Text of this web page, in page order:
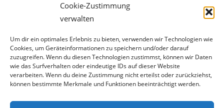
Cookie-Zustimmung
verwalten
Um dir ein optimales Erlebnis zu bieten, verwenden wir Technologien wie
Cookies, um Geräteinformationen zu speichern und/oder darauf
zuzugreifen. Wenn du diesen Technologien zustimmst, können wir Daten
wie das Surfverhalten oder eindeutige IDs auf dieser Website
verarbeiten. Wenn du deine Zustimmung nicht erteilst oder zurückziehst,
können bestimmte Merkmale und Funktionen beeinträchtigt werden.